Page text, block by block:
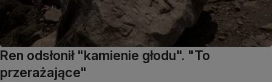
Ren odsłonił "kamienie głodu". "To
przerażające"